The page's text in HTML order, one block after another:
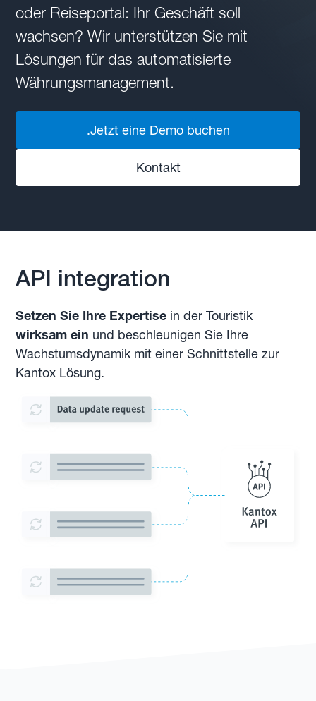
oder Reiseportal: Ihr Geschäft soll
wachsen? Wir unterstützen Sie mit
Lösungen für das automatisierte
Währungsmanagement.
.Jetzt eine Demo buchen
Kontakt
API integration
Setzen Sie Ihre Expertise in der Touristik
wirksam ein und beschleunigen Sie Ihre
Wachstumsdynamik mit einer Schnittstelle zur
Kantox Lösung.